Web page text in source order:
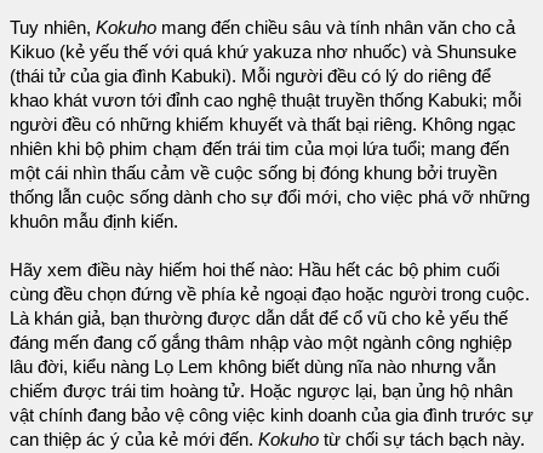
Tuy nhiên, Kokuho mang đến chiều sâu và tính nhân văn cho cả
Kikuo (kẻ yếu thế với quá khứ yakuza nhơ nhuốc) và Shunsuke
(thái tử của gia đình Kabuki). Mỗi người đều có lý do riêng để
khao khát vươn tới đỉnh cao nghệ thuật truyền thống Kabuki; mỗi
người đều có những khiếm khuyết và thất bại riêng. Không ngạc
nhiên khi bộ phim chạm đến trái tim của mọi lứa tuổi; mang đến
một cái nhìn thấu cảm về cuộc sống bị đóng khung bởi truyền
thống lẫn cuộc sống dành cho sự đổi mới, cho việc phá vỡ những
khuôn mẫu định kiến.
Hãy xem điều này hiếm hoi thế nào: Hầu hết các bộ phim cuối
cùng đều chọn đứng về phía kẻ ngoại đạo hoặc người trong cuộc.
Là khán giả, bạn thường được dẫn dắt để cổ vũ cho kẻ yếu thế
đáng mến đang cố gắng thâm nhập vào một ngành công nghiệp
lâu đời, kiểu nàng Lọ Lem không biết dùng nĩa nào nhưng vẫn
chiếm được trái tim hoàng tử. Hoặc ngược lại, bạn ủng hộ nhân
vật chính đang bảo vệ công việc kinh doanh của gia đình trước sự
can thiệp ác ý của kẻ mới đến. Kokuho từ chối sự tách bạch này.